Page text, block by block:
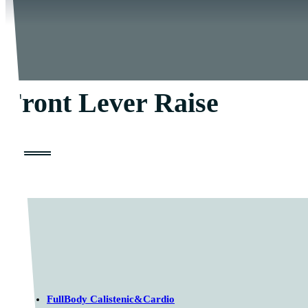
Front Lever Raise
FullBody Calistenic&Cardio